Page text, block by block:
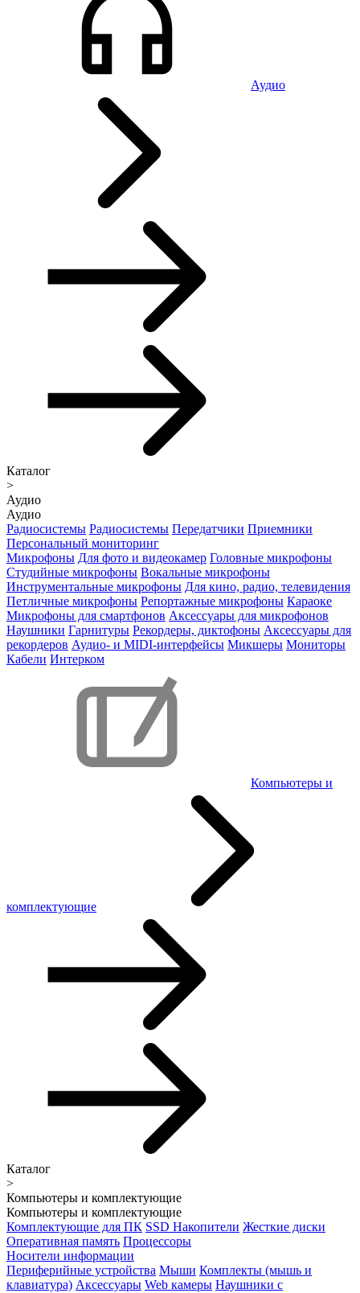
Аудио
Каталог
>
Аудио
Аудио
Радиосистемы Радиосистемы Передатчики Приемники
Персональный мониторинг
Микрофоны Для фото и видеокамер Головные микрофоны
Студийные микрофоны Вокальные микрофоны
Инструментальные микрофоны Для кино, радио, телевидения
Петличные микрофоны Репортажные микрофоны Караоке
Микрофоны для смартфонов Аксессуары для микрофонов
Наушники Гарнитуры Рекордеры, диктофоны Аксессуары для
рекордеров Аудио- и MIDI-интерфейсы Микшеры Мониторы
Кабели Интерком
Компьютеры и
комплектующие
Каталог
>
Компьютеры и комплектующие
Компьютеры и комплектующие
Комплектующие для ПК SSD Накопители Жесткие диски
Оперативная память Процессоры
Носители информации
Периферийные устройства Мыши Комплекты (мышь и
клавиатура) Аксессуары Web камеры Наушники с